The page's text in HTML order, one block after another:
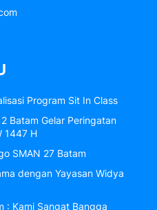
Program Sit In Class
Batam Gelar Peringatan
1447 H
SMAN 27 Batam
dengan Yayasan Widya
: Kami Sangat Bangga